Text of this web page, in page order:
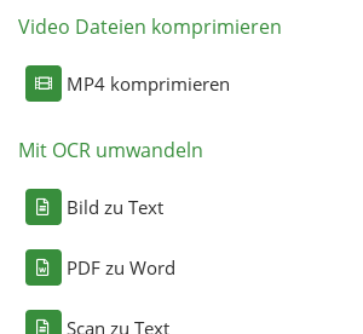
Video Dateien komprimieren
MP4 komprimieren
Mit OCR umwandeln
Bild zu Text
PDF zu Word
Scan zu Text